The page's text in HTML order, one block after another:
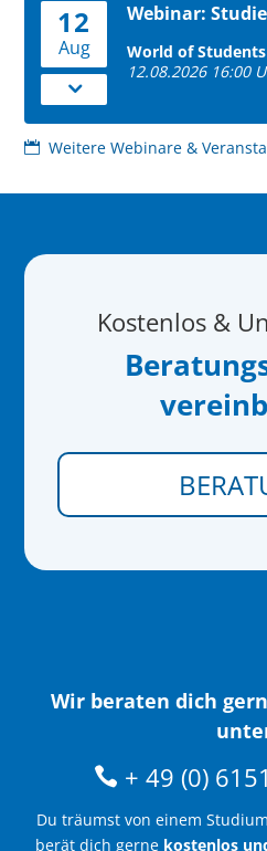
Webinar:
World of Students
12.08.2026 16:00
12
Aug
Weitere Webinare &
Kostenlos &
Wir beraten dich
+ 49 (0)
Du träumst von einem
berät dich gerne kostenlos